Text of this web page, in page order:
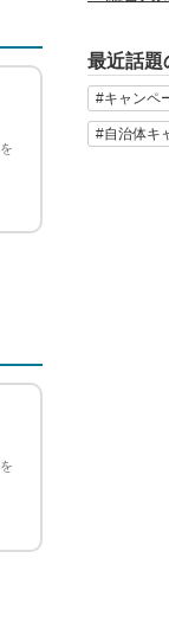
最近話題
#キャンペ
#自治体キ